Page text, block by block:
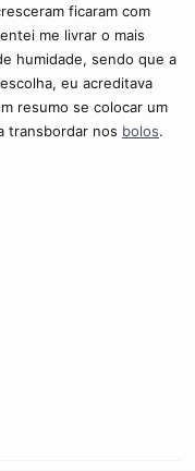
ficaram com
me livrar o mais
humidade, sendo que a
eu acreditava
resumo se colocar um
transbordar nos bolos.